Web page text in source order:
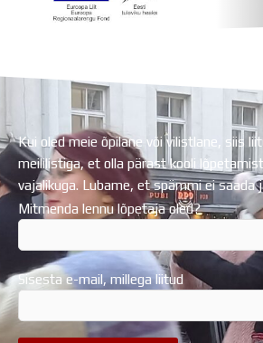
Kui oled meie õpilane või vilistlane, siis
meililistiga, et olla pärast kooli
vajalikuga. Lubame, et spämmi ei saada
Mitmenda lennu lõpetaja oled?
Sisesta e-mail, millega liitud